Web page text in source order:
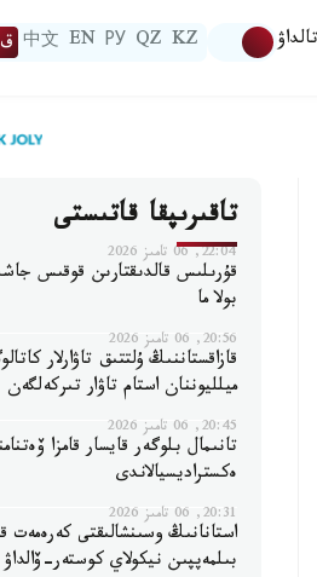
تالداۋ KZ
QZ
РУ
EN
中文
تاقىرىپقا قاتىستى
22:04, 06 تامىز 2026
قۇرىلىس قالدىقتارىن قوقىس
بولا ما
20:56, 06 تامىز 2026
ميلليوننان استام تاۋار تىركەلگەن
20:45, 06 تامىز 2026
تانىمال بلوگەر قايسار قامزا
ەكستراديسيالاندى
20:31, 06 تامىز 2026
استانانىڭ وسىنشالىقتى كەرەمەت
بىلمەپپىن نيكولاي كوستەر-ۆالداۋ